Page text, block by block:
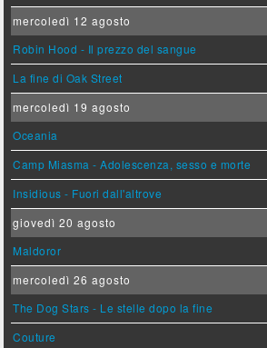
mercoledì 12 agosto
Robin Hood - Il prezzo del sangue
La fine di Oak Street
mercoledì 19 agosto
Oceania
Camp Miasma - Adolescenza, sesso e morte
Insidious - Fuori dall'altrove
giovedì 20 agosto
Maldoror
mercoledì 26 agosto
The Dog Stars - Le stelle dopo la fine
Couture